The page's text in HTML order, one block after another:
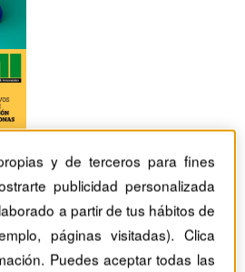
y de terceros para fines
publicidad personalizada
a partir de tus hábitos de
páginas visitadas). Clica
Puedes aceptar todas las